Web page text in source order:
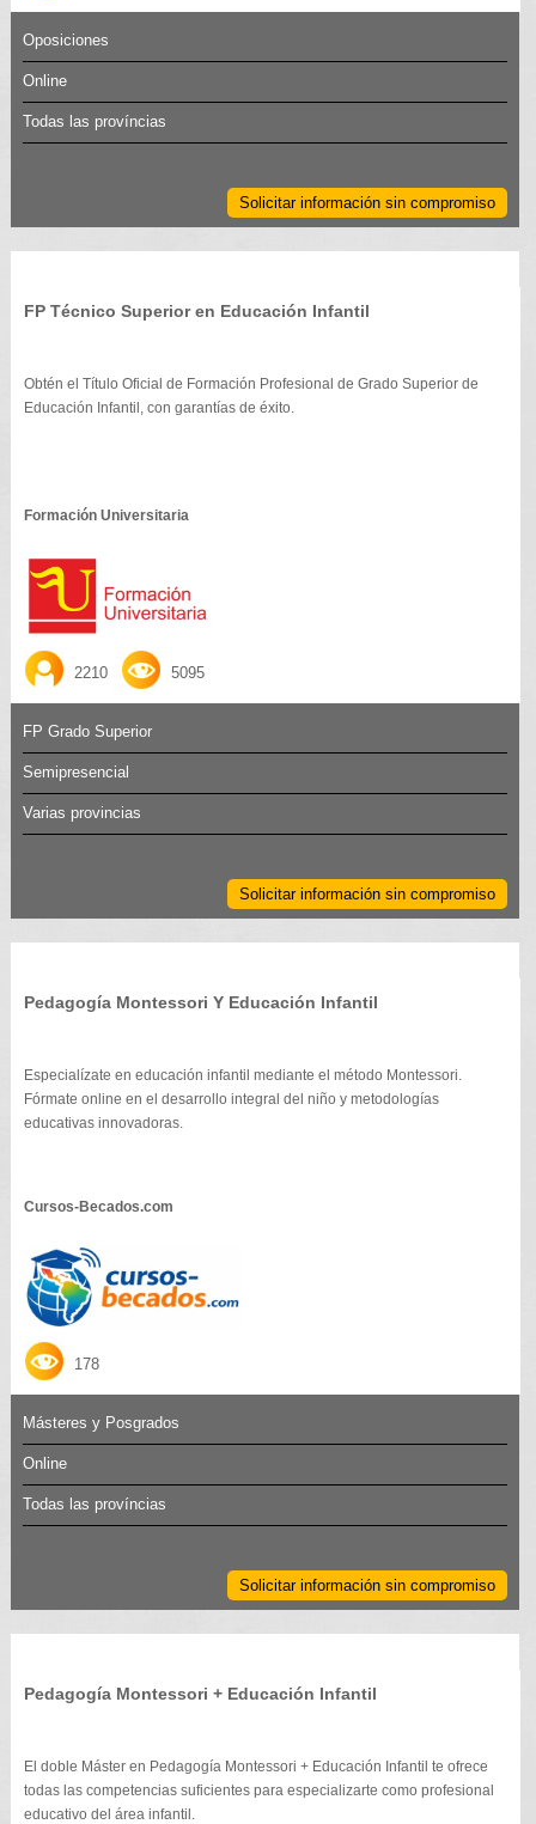
Oposiciones
Online
Todas las províncias
Solicitar información sin compromiso
FP Técnico Superior en Educación Infantil
Obtén el Título Oficial de Formación Profesional de Grado Superior de
Educación Infantil, con garantías de éxito.
Formación Universitaria
2210 5095
FP Grado Superior
Semipresencial
Varias provincias
Solicitar información sin compromiso
Pedagogía Montessori Y Educación Infantil
Especialízate en educación infantil mediante el método Montessori.
Fórmate online en el desarrollo integral del niño y metodologías
educativas innovadoras.
Cursos-Becados.com
178
Másteres y Posgrados
Online
Todas las províncias
Solicitar información sin compromiso
Pedagogía Montessori + Educación Infantil
El doble Máster en Pedagogía Montessori + Educación Infantil te ofrece
todas las competencias suficientes para especializarte como profesional
educativo del área infantil.